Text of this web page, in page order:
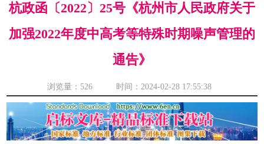
杭政函〔2022〕25号《杭州市人民政府关于
加强2022年度中高考等特殊时期噪声管理的
通告》
浏览量： 526 时间：2024-02-28 17:55:38